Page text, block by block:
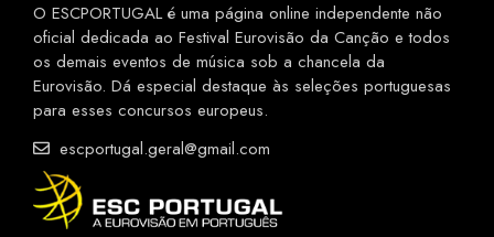
O ESCPORTUGAL é uma página online independente não
oficial dedicada ao Festival Eurovisão da Canção e todos
os demais eventos de música sob a chancela da
Eurovisão. Dá especial destaque às seleções portuguesas
para esses concursos europeus.
escportugal.geral@gmail.com